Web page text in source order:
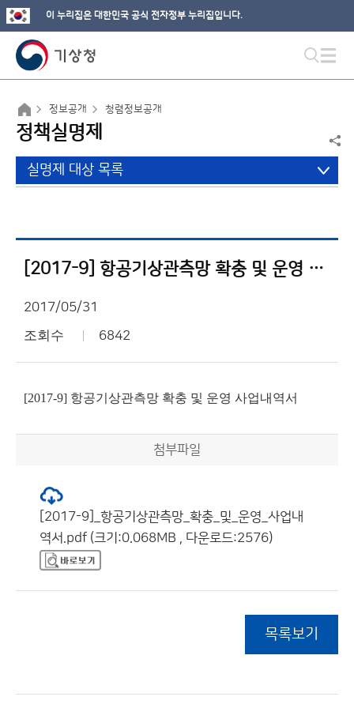
이 누리집은 대한민국 공식 전자정부 누리집입니다.
정보공개 청렴정보공개
정책실명제
실명제 대상 목록
[2017-9] 항공기상관측망 확충 및 운영 사업내역서
2017/05/31
조회수 6842
[2017-9] 항공기상관측망 확충 및 운영 사업내역서
첨부파일
[2017-9]_항공기상관측망_확충_및_운영_사업내
역서.pdf (크기:0.068MB , 다운로드:2576)
목록보기